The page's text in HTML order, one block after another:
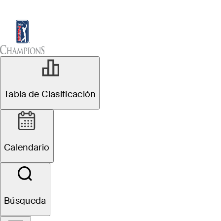
Tabla de Clasificación
Calendario
Búsqueda
Ver y Escuchar